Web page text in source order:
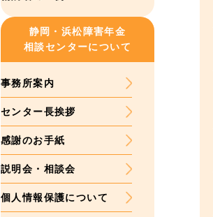
静岡・浜松障害年金
相談センターについて
事務所案内
センター長挨拶
感謝のお手紙
説明会・相談会
個人情報保護について